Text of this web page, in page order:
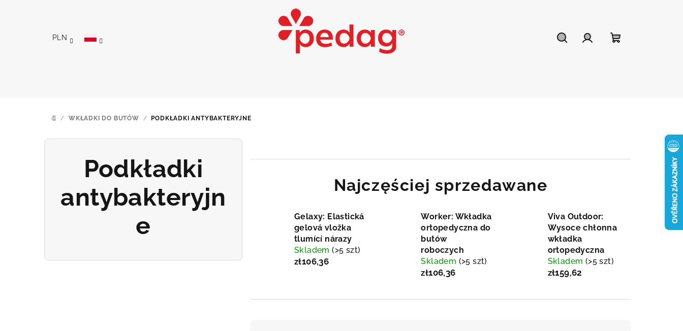
PLN
HOME
/ WKŁADKI DO BUTÓW / PODKŁADKI ANTYBAKTERYJNE
Podkładki
antybakteryjn
e
Najczęściej sprzedawane
Gelaxy: Elastická
gelová vložka
tlumící nárazy
Skladem(>5 szt)
zł106,36
Worker: Wkładka
ortopedyczna do
butów
roboczych
Skladem (>5 szt)
zł106,36
Viva Outdoor:
Wysoce chłonna
wkładka
ortopedyczna
Skladem (>5 szt)
zł159,62